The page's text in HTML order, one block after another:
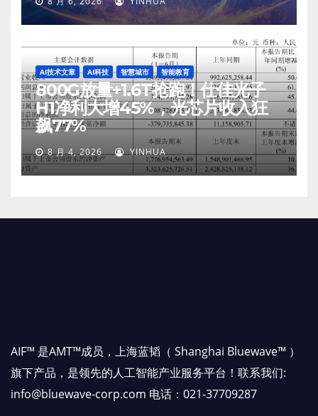
AI技术文章 AI科技 智慧城市 智能教育
800G放量+1.6T抢跑！仕佳光子
H1净利大增45%，光芯片收入狂
飙77%
8 月 4, 2026 YINHUA
AIF™ 是AMT™成员，上海蓝韬（ Shanghai Bluewave™ ）
旗下产品，是领先的人工智能产业服务平台！联系我们:
info@bluewave-corp.com 电话：021-37709287